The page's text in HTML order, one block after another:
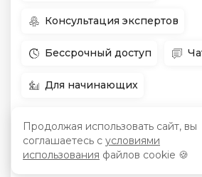
Консультация экспертов
Бессрочный доступ
Для начинающих
Начало:
в любое
время
Цена: 2
Продолжая использовать сайт, вы
соглашаетесь с условиями
использования файлов cookie 🍪